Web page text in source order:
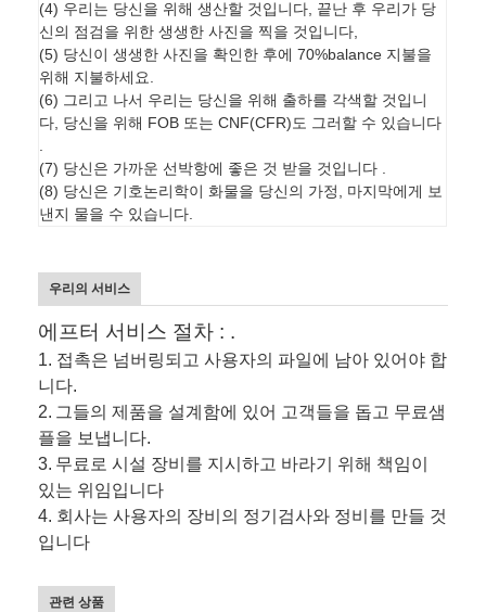
(4) 우리는 당신을 위해 생산할 것입니다, 끝난 후 우리가 당
신의 점검을 위한 생생한 사진을 찍을 것입니다,
(5) 당신이 생생한 사진을 확인한 후에 70%balance 지불을
위해 지불하세요.
(6) 그리고 나서 우리는 당신을 위해 출하를 각색할 것입니
다, 당신을 위해 FOB 또는 CNF(CFR)도 그러할 수 있습니다
.
(7) 당신은 가까운 선박항에 좋은 것 받을 것입니다 .
(8) 당신은 기호논리학이 화물을 당신의 가정, 마지막에게 보
낸지 물을 수 있습니다.
우리의 서비스
에프터 서비스 절차 : .
1. 접촉은 넘버링되고 사용자의 파일에 남아 있어야 합
니다.
2. 그들의 제품을 설계함에 있어 고객들을 돕고 무료샘
플을 보냅니다.
3. 무료로 시설 장비를 지시하고 바라기 위해 책임이
있는 위임입니다
4. 회사는 사용자의 장비의 정기검사와 정비를 만들 것
입니다
관련 상품